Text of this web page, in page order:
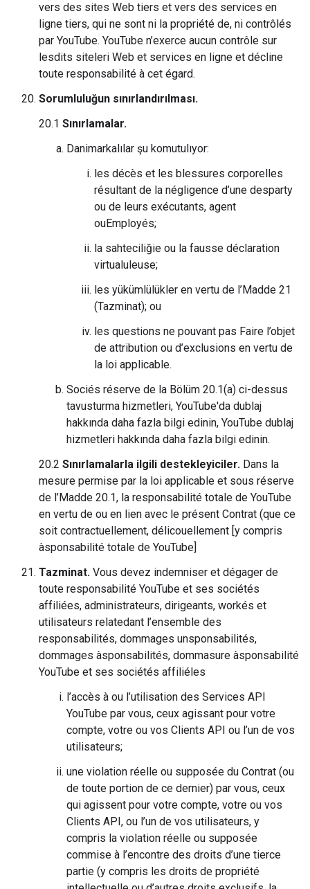
vers des sites Web tiers et vers des services en
ligne tiers, qui ne sont ni la propriété de, ni contrôlés
par YouTube. YouTube n’exerce aucun contrôle sur
lesdits siteleri Web et services en ligne et décline
toute responsabilité à cet égard.
Sorumluluğun sınırlandırılması.
20.1 Sınırlamalar.
Danimarkalılar şu komutulıyor:
les décès et les blessures corporelles
résultant de la négligence d’une desparty
ou de leurs exécutants, agent
ouEmployés;
la sahteciliğie ou la fausse déclaration
virtualuleuse;
les yükümlülükler en vertu de l’Madde 21
(Tazminat); ou
les questions ne pouvant pas Faire l’objet
de attribution ou d’exclusions en vertu de
la loi applicable.
Sociés réserve de la Bölüm 20.1(a) ci-dessus
tavusturma hizmetleri, YouTube'da dublaj
hakkında daha fazla bilgi edinin, YouTube dublaj
hizmetleri hakkında daha fazla bilgi edinin.
20.2 Sınırlamalarla ilgili destekleyiciler. Dans la
mesure permise par la loi applicable et sous réserve
de l’Madde 20.1, la responsabilité totale de YouTube
en vertu de ou en lien avec le présent Contrat (que ce
soit contractuellement, délicouellement [y compris
àsponsabilité totale de YouTube]
Tazminat. Vous devez indemniser et dégager de
toute responsabilité YouTube et ses sociétés
affiliées, administrateurs, dirigeants, workés et
utilisateurs relatedant l’ensemble des
responsabilités, dommages unsponsabilités,
dommages àsponsabilités, dommasure àsponsabilité
YouTube et ses sociétés affiliéles
l’accès à ou l’utilisation des Services API
YouTube par vous, ceux agissant pour votre
compte, votre ou vos Clients API ou l’un de vos
utilisateurs;
une violation réelle ou supposée du Contrat (ou
de toute portion de ce dernier) par vous, ceux
qui agissent pour votre compte, votre ou vos
Clients API, ou l’un de vos utilisateurs, y
compris la violation réelle ou supposée
commise à l’encontre des droits d’une tierce
partie (y compris les droits de propriété